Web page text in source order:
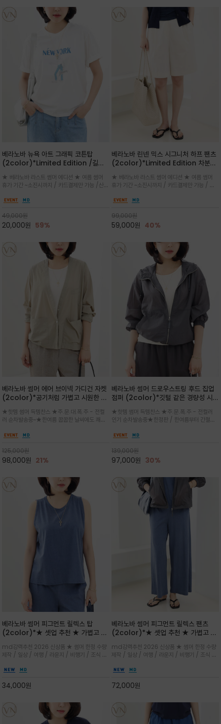
베라노바 뉴욕 아트 그래픽 코튼탑
(2color)*Limited Edition /길어
세요 ^^
★ 베라노바 라스트 썸머 에디션 ★ 여름 썸머
휴가 기간 ~소진시까지 / 카드결제만 가능 /산뜻
레터링과 감각적인 일러스트 프린트가 어우러져
49,000원
20,000원 59%
베라노바 린넨 믹스 시그니처 하프 팬츠
(2color)*Limited Edition 차분한
진 여름의 끝자락까지 멋스럽게 연출하
세요 ^^
★ 베라노바 라스트 썸머 에디션 ★ 여름 썸머
휴가 기간 ~소진시까지 / 카드결제만 가능 / 앞
게 체형을 커버해 우아한 비율을 완성
99,000원
59,000원 40%
베라노바 썸머 에어 브이넥 가디건 자켓
(2color)*공기처럼 가볍고 시원한 나
브이넥 디자인이라 부담없이 쓱쓱~걸치
는 꾸안꾸!!가볍고 바스락한 나일론 블렌
드 소재감이 세련된 무드를 더해주는 가
★핫템 썸머 득템찬스 ★주.문.대.폭.주 - 전컬
러 순차발송중~★한여름 꿉꿉한 날씨에도 쾌적
일 자켓은 가벼운 무게감과 방수성 덕분에 여름
등과 밸런스를 맞춥니다
125,000원
98,000원 21%
베라노바 썸머 드로우스트링 후드 집업
점퍼 (2color)*깃털 같은 경량성 시원
(Volume Fit)가볍지만 입체적인 실
루엣을 유지하는 구조적 디자인
★핫템 썸머 득템찬스 ★주.문.폭.주 - 전컬러
인기 순차발송중★한정판 / 한여름부터 간절기
단 스토퍼 디테일로 핏 조절이 가능해 실용적/바
가볍게 비치는 세련된후드
139,000원
97,000원 30%
베라노바 썸머 피그먼트 릴렉스 탑
(2color)*★ 셋업 추천 ★ 가볍고 부
튼 소재로 완성
md강력추천 2026 신상품 ★ 썸머 한정 수량
제작 / 일상 / 여행 / 라운지 / 비행기 / 조식 /
그먼트로 제작되어 편하고 가볍게 후회없으실 아
34,000원
베라노바 썸머 피그먼트 릴렉스 팬츠
(2color)*★ 셋업 추천 ★ 가볍고 부
튼 소재로 완성
md강력추천 2026 신상품 ★ 썸머 한정 수량
제작 / 일상 / 여행 / 라운지 / 비행기 / 조식 /
그먼트로 제작되어 편하고 가볍게 후회없으실 아
72,000원